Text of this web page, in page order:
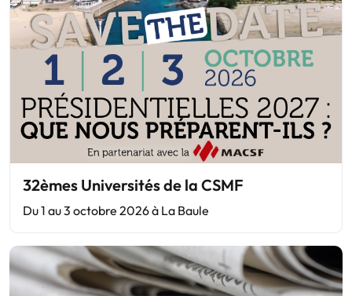
32èmes Universités de la CSMF
Du 1 au 3 octobre 2026 à La Baule